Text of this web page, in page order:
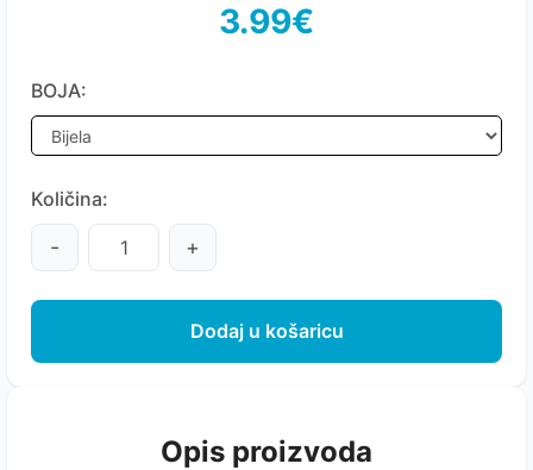
3.99€
BOJA:
Količina:
- +
Dodaj u košaricu
Opis proizvoda